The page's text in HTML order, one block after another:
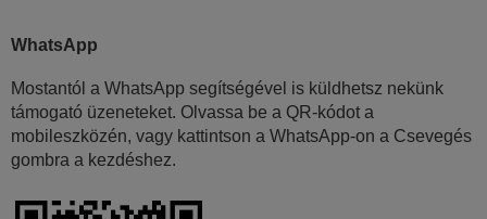
WhatsApp
Mostantól a WhatsApp segítségével is küldhetsz nekünk
támogató üzeneteket. Olvassa be a QR-kódot a
mobileszközén, vagy kattintson a WhatsApp-on a Csevegés
gombra a kezdéshez.